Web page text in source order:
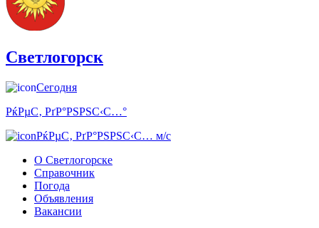
Светлогорск
Сегодня
РќРµС‚ РґР°РЅРЅС‹С…°
РќРµС‚ РґР°РЅРЅС‹С… м/с
О Светлогорске
Справочник
Погода
Объявления
Вакансии